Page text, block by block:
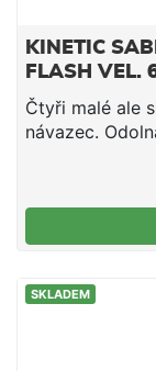
KINETIC
FLASH VEL.
Čtyři malé ale
návazec.
Niklové
Cílová ryba:
délka 130 cm,
SKLADEM